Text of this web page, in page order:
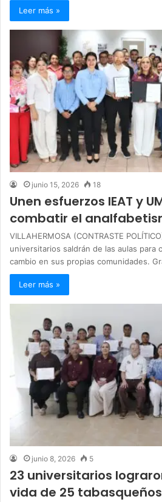
Leer más »
junio 15, 2026 18
Unen esfuerzos IEAT y
combatir el
VILLAHERMOSA (CONTRASTE
universitarios saldrán de las aulas para
cambio en sus propias comunidades.
Leer más »
junio 8, 2026 5
23 universitarios
vida de 25 tabasqueños